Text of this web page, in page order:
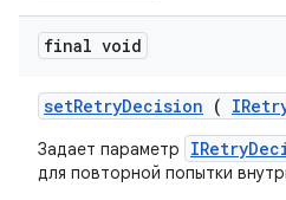
final void
setRetryDecision (
Задает параметр
для повторной попытки